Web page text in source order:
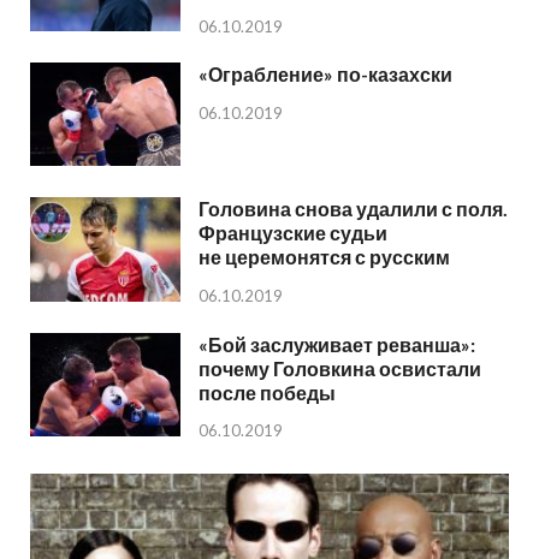
06.10.2019
«Ограбление» по-казахски
06.10.2019
Головина снова удалили с поля.
Французские судьи
не церемонятся с русским
06.10.2019
«Бой заслуживает реванша»:
почему Головкина освистали
после победы
06.10.2019